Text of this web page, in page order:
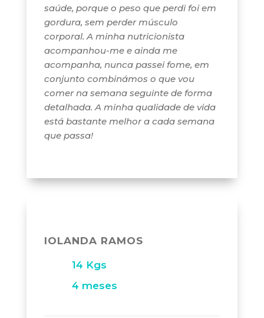
saúde, porque o peso que perdi foi em
gordura, sem perder músculo
corporal. A minha nutricionista
acompanhou-me e ainda me
acompanha, nunca passei fome, em
conjunto combinámos o que vou
comer na semana seguinte de forma
detalhada. A minha qualidade de vida
está bastante melhor a cada semana
que passa!
IOLANDA RAMOS
14 Kgs
4 meses